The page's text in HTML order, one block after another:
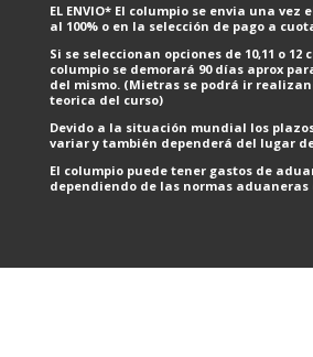
EL ENVIO* El columpio se envia una vez
al 100% o en la selección de pago a
Si se seleccionan opciones de 10,11 o 12
columpio se demorará 90 días aprox
del mismo. (Mietras se podrá ir
teorica del curso)
Devido a la situación mundial los
variar y también dependerá del lugar
El columpio puede tener gastos de
dependiendo de las normas aduaneras